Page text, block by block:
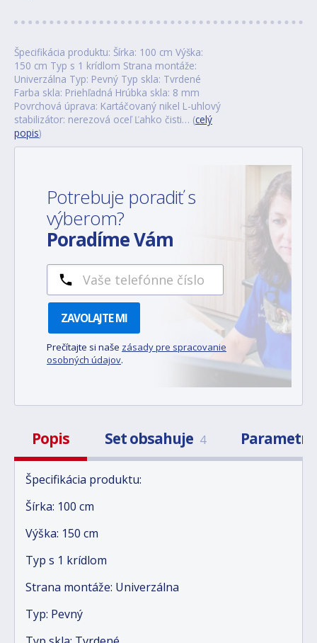
Špecifikácia produktu: Šírka: 100 cm Výška:
150 cm Typ s 1 krídlom Strana montáže:
Univerzálna Typ: Pevný Typ skla: Tvrdené
Farba skla: Priehľadná Hrúbka skla: 8 mm
Povrchová úprava: Kartáčovaný nikel L-uhlový
stabilizátor: nerezová oceľ Ľahko čisti… (celý
popis)
Potrebuje poradiť s
výberom?
Poradíme Vám
ZAVOLAJTE MI
Prečítajte si naše zásady pre spracovanie
osobných údajov.
Popis Set obsahuje 4 Parametre
Špecifikácia produktu:
Šírka: 100 cm
Výška: 150 cm
Typ s 1 krídlom
Strana montáže: Univerzálna
Typ: Pevný